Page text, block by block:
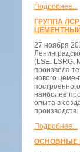
Подробнее...
ГРУППА
27 ноября
(LSE: LSRG;
произвела
нового
наиболее
опыта в
производств.
Подробнее...
ОСНОВНЫЕ